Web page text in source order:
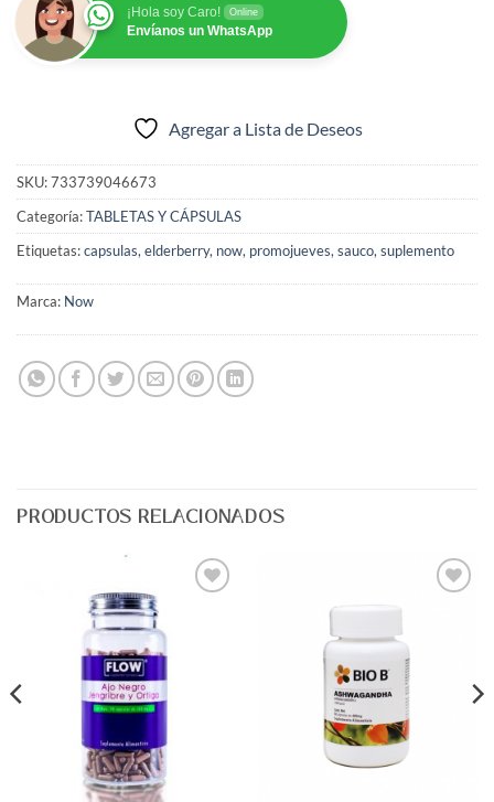
¡Hola soy Caro! Online
Envíanos un WhatsApp
Agregar a Lista de Deseos
SKU:733739046673
Categoría:TABLETAS Y CÁPSULAS
Etiquetas:capsulas, elderberry, now, promojueves, sauco, suplemento
Marca: Now
PRODUCTOS RELACIONADOS